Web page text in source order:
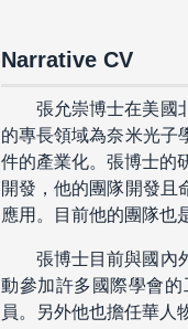
Narrative CV
張允崇博士在美國
的專長領域為奈米光子
件的產業化。張博士的
開發，他的團隊開發且
應用。目前他的團隊也
張博士目前與國內
動參加許多國際學會
員。另外他也擔任華人